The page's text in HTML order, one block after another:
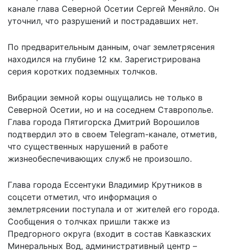
канале глава Северной Осетии Сергей Меняйло. Он
уточнил, что разрушений и пострадавших нет.
По предварительным данным, очаг землетрясения
находился на глубине 12 км. Зарегистрирована
серия коротких подземных толчков.
Вибрации земной коры ощущались не только в
Северной Осетии, но и на соседнем Ставрополье.
Глава города Пятигорска Дмитрий Ворошилов
подтвердил это в своем Telegram-канале, отметив,
что существенных нарушений в работе
жизнеобеспечивающих служб не произошло.
Глава города Ессентуки Владимир Крутников в
соцсети отметил, что информация о
землетрясении поступала и от жителей его города.
Сообщения о толчках пришли также из
Предгорного округа (входит в состав Кавказских
Минеральных Вод, административный центр –